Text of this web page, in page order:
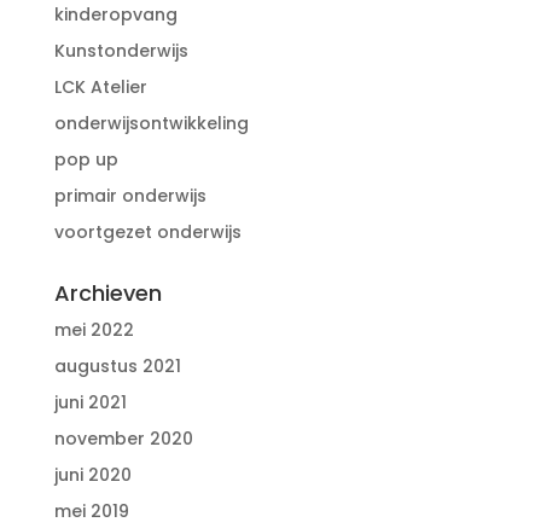
kinderopvang
Kunstonderwijs
LCK Atelier
onderwijsontwikkeling
pop up
primair onderwijs
voortgezet onderwijs
Archieven
mei 2022
augustus 2021
juni 2021
november 2020
juni 2020
mei 2019